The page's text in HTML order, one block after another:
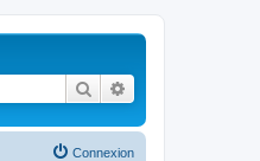
Rechercher
Connexion